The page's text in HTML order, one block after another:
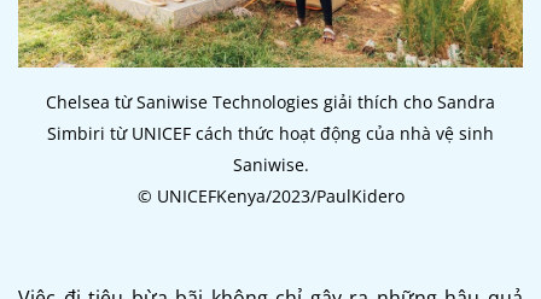
Chelsea từ Saniwise Technologies giải thích cho Sandra
Simbiri từ UNICEF cách thức hoạt động của nhà vệ sinh
Saniwise.
© UNICEFKenya/2023/PaulKidero